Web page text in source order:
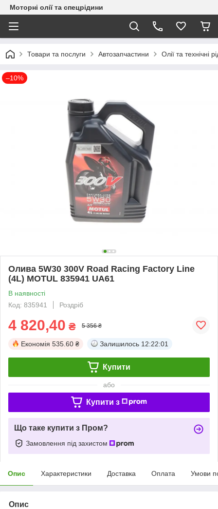
Моторні олії та спецрідини
Товари та послуги Автозапчастини Олії та технічні
–10%
Олива 5W30 300V Road Racing Factory Line
(4L) MOTUL 835941 UA61
В наявності
Код: 835941
Роздріб
4 820,40 ₴ 5 356 ₴
Економія 535.60 ₴ Залишилось 12:22:00
Купити
або
Купити з
Що таке купити з Пром?
Замовлення під захистом
Опис Характеристики Доставка Оплата Умови
Опис